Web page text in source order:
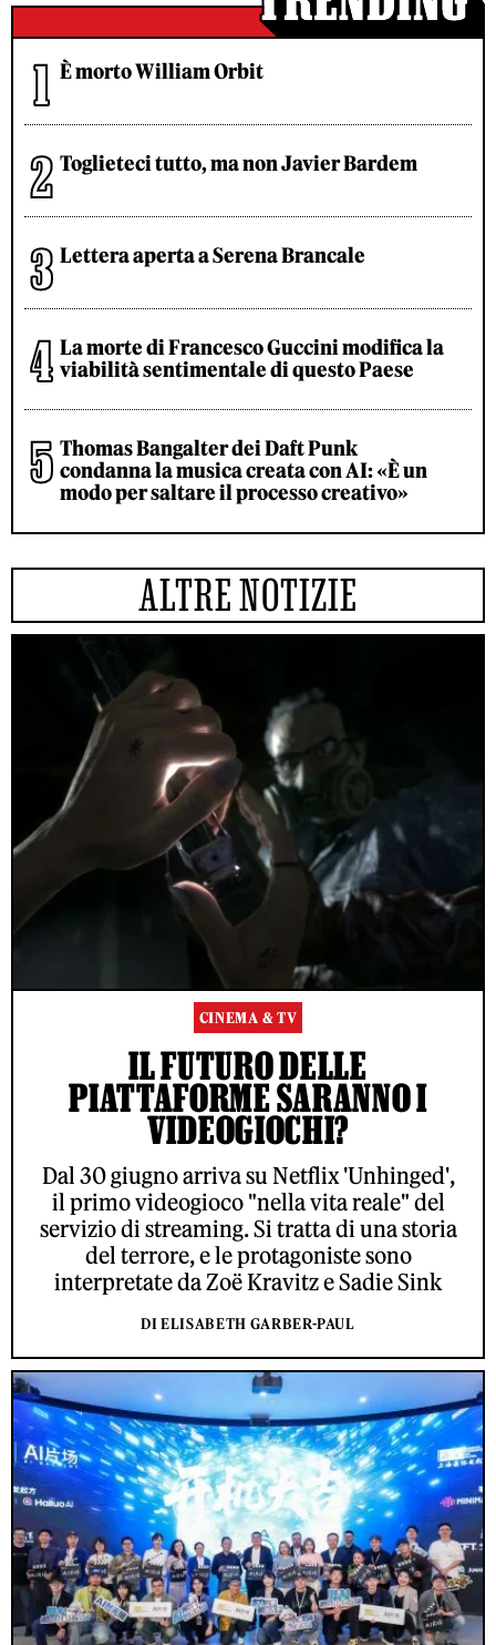
È morto William Orbit
Toglieteci tutto, ma non Javier Bardem
Lettera aperta a Serena Brancale
La morte di Francesco Guccini modifica la
viabilità sentimentale di questo Paese
Thomas Bangalter dei Daft Punk
condanna la musica creata con AI: «È un
modo per saltare il processo creativo»
ALTRE NOTIZIE
CINEMA & TV
IL FUTURO DELLE
PIATTAFORME SARANNO I
VIDEOGIOCHI?
Dal 30 giugno arriva su Netflix 'Unhinged',
il primo videogioco "nella vita reale" del
servizio di streaming. Si tratta di una storia
del terrore, e le protagoniste sono
interpretate da Zoë Kravitz e Sadie Sink
DI ELISABETH GARBER-PAUL